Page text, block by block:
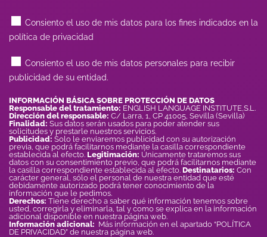
Consiento el uso de mis datos para los fines indicados en la
política de privacidad
Consiento el uso de mis datos personales para recibir
publicidad de su entidad.
INFORMACIÓN BÁSICA SOBRE PROTECCIÓN DE DATOS
Responsable del tratamiento: ENGLISH LANGUAGE INSTITUTE,S.L.
Dirección del responsable: C/ Larra, 1, CP 41005, Sevilla (Sevilla)
Finalidad: Sus datos serán usados para poder atender sus
solicitudes y prestarle nuestros servicios.
Publicidad: Solo le enviaremos publicidad con su autorización
previa, que podrá facilitarnos mediante la casilla correspondiente
establecida al efecto. Legitimación: Únicamente trataremos sus
datos con su consentimiento previo, que podrá facilitarnos mediante
la casilla correspondiente establecida al efecto. Destinatarios: Con
carácter general, sólo el personal de nuestra entidad que esté
debidamente autorizado podrá tener conocimiento de la
información que le pedimos.
Derechos: Tiene derecho a saber qué información tenemos sobre
usted, corregirla y eliminarla, tal y como se explica en la información
adicional disponible en nuestra página web.
Información adicional: Más información en el apartado “POLÍTICA
DE PRIVACIDAD” de nuestra página web.